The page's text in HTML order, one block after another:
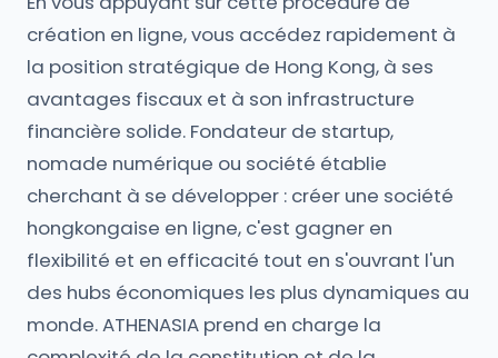
création en ligne, vous accédez rapidement à
la position stratégique de Hong Kong, à ses
avantages fiscaux et à son infrastructure
financière solide. Fondateur de startup,
nomade numérique ou société établie
cherchant à se développer : créer une société
hongkongaise en ligne, c'est gagner en
flexibilité et en efficacité tout en s'ouvrant l'un
des hubs économiques les plus dynamiques au
monde. ATHENASIA prend en charge la